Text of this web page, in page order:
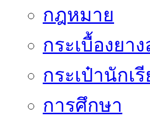
กฎหมาย
กระเบื้องยา
กระเป๋านักเ
การศึกษา